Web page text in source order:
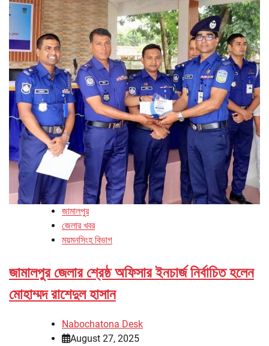
জামালপুর
জেলার খবর
ময়মনসিংহ বিভাগ
জামালপুর জেলার শ্রেষ্ঠ অফিসার ইনচার্জ নির্বাচিত হলেন
মোহাম্মদ রাশেদুল হাসান
Nabochatona Desk
August 27, 2025